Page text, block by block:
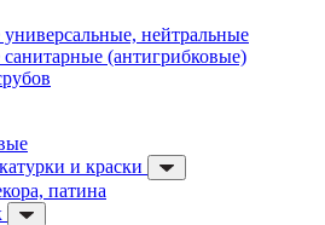
нейтральные
(антигрибковые)
и краски
патина